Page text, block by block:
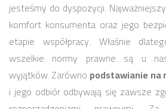
jesteśmy do dyspozycji.
komfort konsumenta oraz jego
etapie współpracy. Właśnie
wszelkie normy prawne są u
wyjątków. Zarówno podstawianie na
i jego odbiór odbywają się zawsze